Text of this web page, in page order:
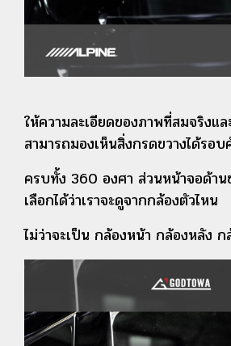
ให้ความละเอียดของภาพที่สมจริงแล
สามารถมองเห็นสิ่งกรดขวางได้รอบ
ครบทั้ง 360 องศา ส่วนหน้าจอด้าน
เลือกได้ว่าเราจะดูจากกล้องตัวไหน
ไม่ว่าจะเป็น กล้องหน้า กล้องหลัง ก